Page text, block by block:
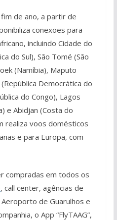
de ano, a partir de
conexões para
incluindo Cidade do
do Sul), São Tomé (São
(Namíbia), Maputo
Democrática do
do Congo), Lagos
e Abidjan (Costa do
realiza voos domésticos
e para Europa, com
compradas em todos os
, call center, agências de
de Guarulhos e
o App “FlyTAAG”,